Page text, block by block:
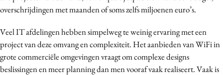
overschrijdingen met maanden of soms zelfs miljoenen euro’s.
Veel IT afdelingen hebben simpelweg te weinig ervaring met een
project van deze omvang en complexiteit. Het aanbieden van WiFi in
grote commerciële omgevingen vraagt om complexe designs
beslissingen en meer planning dan men vooraf vaak realiseert.Vaak is